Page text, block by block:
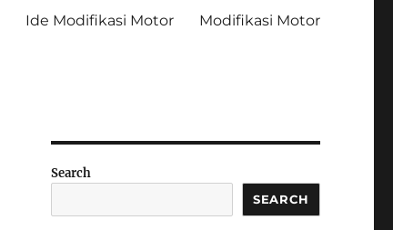
Ide Modifikasi Motor Modifikasi Motor
Search
SEARCH